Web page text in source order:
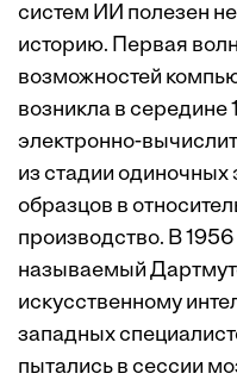
систем ИИ полезен
историю. Первая
возможностей
возникла в середине
электронно-
из стадии
образцов в
производство. В 1956
называемый
искусственному
западных
пытались в сессии